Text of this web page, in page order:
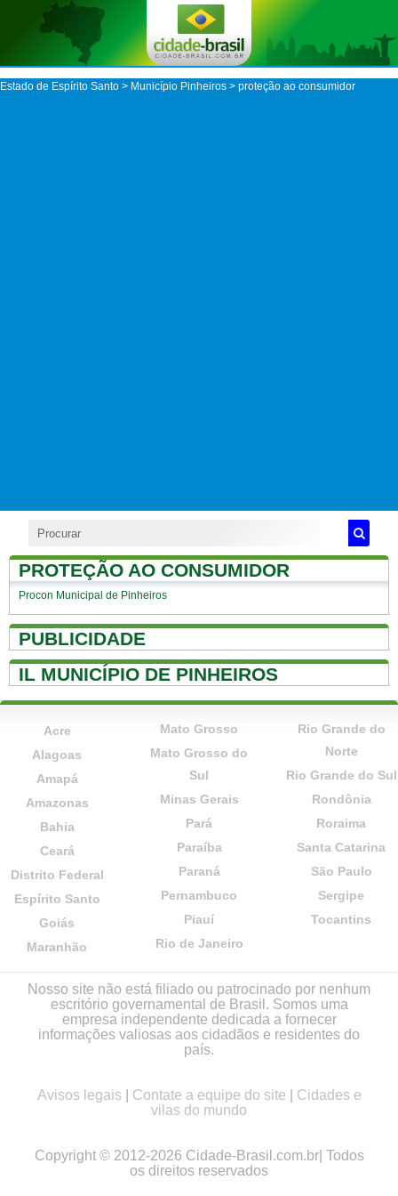
Estado de Espírito Santo > Município Pinheiros > proteção ao consumidor
PROTEÇÃO AO CONSUMIDOR
Procon Municipal de Pinheiros
PUBLICIDADE
IL MUNICÍPIO DE PINHEIROS
Acre
Alagoas
Amapá
Amazonas
Bahia
Ceará
Distrito Federal
Espírito Santo
Goiás
Maranhão
Mato Grosso
Mato Grosso do
Sul
Minas Gerais
Pará
Paraíba
Paraná
Pernambuco
Piauí
Rio de Janeiro
Rio Grande do
Norte
Rio Grande do Sul
Rondônia
Roraima
Santa Catarina
São Paulo
Sergipe
Tocantins
Nosso site não está filiado ou patrocinado por nenhum
escritório governamental de Brasil. Somos uma
empresa independente dedicada a fornecer
informações valiosas aos cidadãos e residentes do
país.
Avisos legais Contate a equipe do site
Cidades e
vilas do mundo
Copyright © 2012-2026 Cidade-Brasil.com.br| Todos
os direitos reservados